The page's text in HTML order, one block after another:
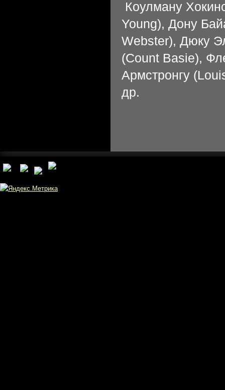
Коулману
Young), Дону
Webster), Дюку
(Count Basie),
Армстронгу
др.